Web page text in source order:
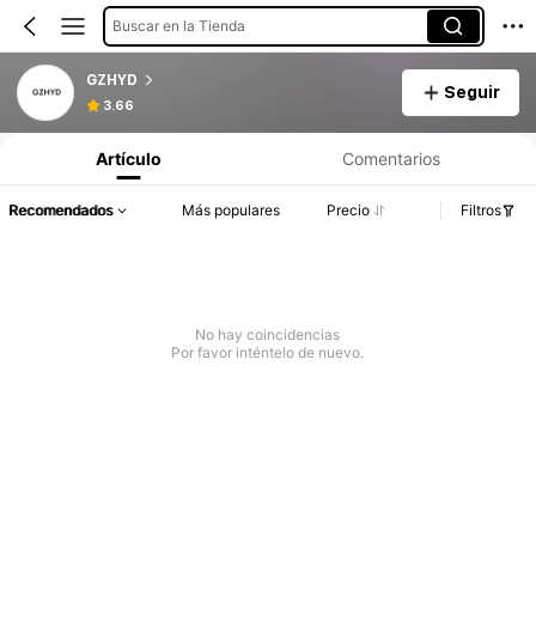
Buscar en la Tienda
GZHYD
3.66
Seguir
Artículo Comentarios
Recomendados Más populares Precio Filtros
No hay coincidencias
Por favor inténtelo de nuevo.